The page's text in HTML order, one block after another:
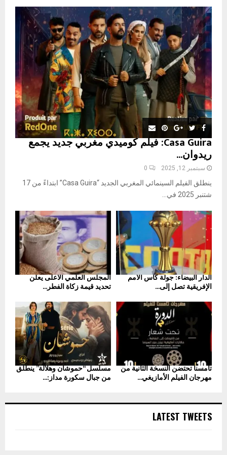
o
r
R
C
Casa Guira: فيلم كوميدي مغربي جديد يجمع
ريدوان...
سبتمبر 12, 2025 0
ينطلق الفيلم السينمائي المغربي الجديد “Casa Guira” ابتداءً من 17
شتنبر 2025 في...
المجلس العلمي الأعلى يعلن
تحديد قيمة زكاة الفطر...
الدار البيضاء: جولة كأس الأمم
الإفريقية تصل إلى...
مسلسل “حموشان وهلالة” ينطلق
من جبال سكورة مداز:...
تامسنا تحتضن النسخة الثانية من
مهرجان الفيلم الأمازيغي...
LATEST TWEETS